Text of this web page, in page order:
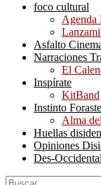
foco cultural
Agenda
Asfalto
Narraciones
El
Inspírate
KitBand
Instinto
Alma
Huellas
Opiniones
Des-